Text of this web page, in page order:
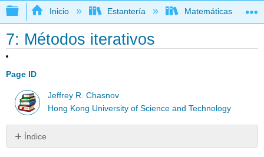
Expandir/contraer jerarquía global
Inicio Estantería Matemáticas
7: Métodos iterativos
Page ID
Jeffrey R. Chasnov
Hong Kong University of Science and Technology
Índice